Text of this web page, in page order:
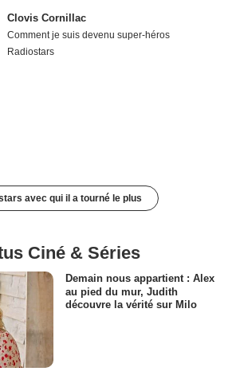
Clovis Cornillac
Comment je suis devenu super-héros
Radiostars
avec qui il a tourné le plus
Ciné & Séries
Demain nous appartient : Alex
au pied du mur, Judith
découvre la vérité sur Milo